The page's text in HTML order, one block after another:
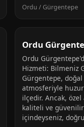
Ordu / Gürgentepe
Ordu
Ordu
Hizmeti: Bilmeniz
Gürgentepe,
atmosferiyle
ilçedir. Ancak, özel
kaliteli ve güvenilir
içindeyseniz,